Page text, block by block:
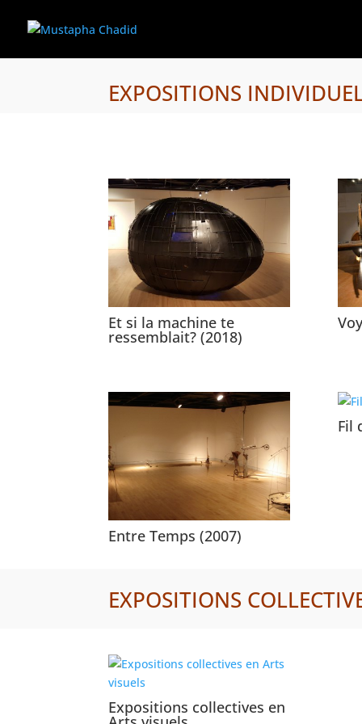
EXPOSITIONS
Et si la machine te
ressemblait? (2018)
Entre Temps (2007)
Fil
EXPOSITIONS
Expositions collectives en